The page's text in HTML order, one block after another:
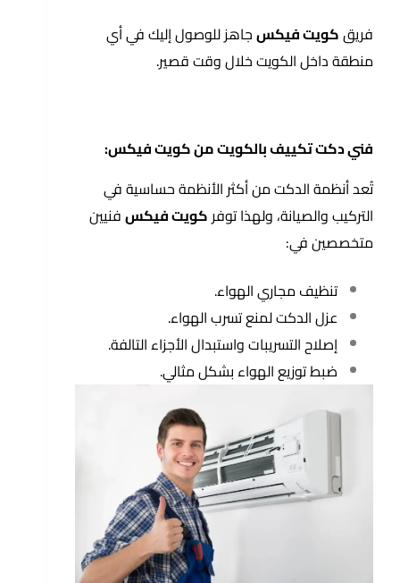
فريقكويت فيكسجاهز للوصول إليك في أي
منطقة داخل الكويت خلال وقت قصير.
فني دكت تكييف بالكويت من كويت فيكس:
تُعد أنظمة الدكت من أكثر الأنظمة حساسية في
التركيب والصيانة، ولهذا توفركويت فيكسفنيين
متخصصين في:
تنظيف مجاري الهواء.
عزل الدكت لمنع تسرب الهواء.
إصلاح التسريبات واستبدال الأجزاء التالفة.
ضبط توزيع الهواء بشكل مثالي.